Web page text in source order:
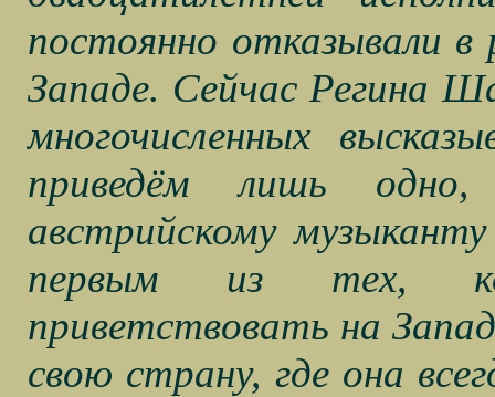
постоянно отказывали в
Западе. Сейчас Регина
многочисленных
приведём лишь одно,
австрийскому
первым из тех,
приветствовать на
свою страну, где она